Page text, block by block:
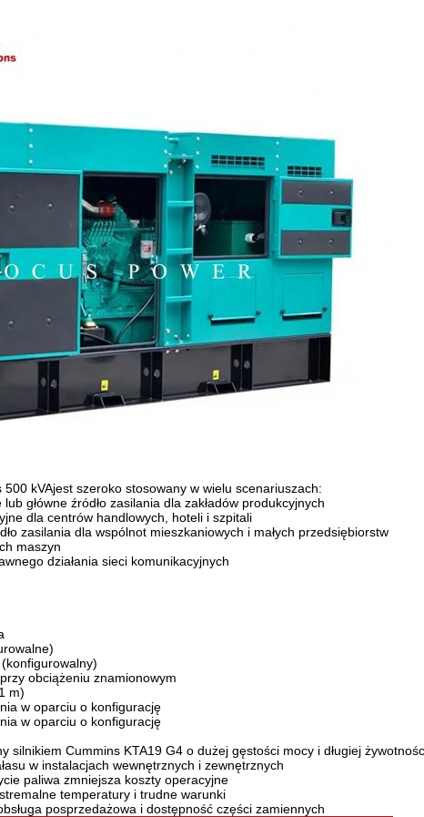
500 kVAjest szeroko stosowany w wielu scenariuszach:
główne źródło zasilania dla zakładów produkcyjnych
dla centrów handlowych, hoteli i szpitali
zasilania dla wspólnot mieszkaniowych i małych przedsiębiorstw
maszyn
działania sieci komunikacyjnych
obciążeniu znamionowym
m)
w oparciu o konfigurację
w oparciu o konfigurację
silnikiem Cummins KTA19 G4 o dużej gęstości mocy i długiej
w instalacjach wewnętrznych i zewnętrznych
paliwa zmniejsza koszty operacyjne
temperatury i trudne warunki
posprzedażowa i dostępność części zamiennych